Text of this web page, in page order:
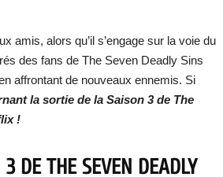
amis, alors qu’il s’engage sur la voie du
des fans de The Seven Deadly Sins
affrontant de nouveaux ennemis. Si
la sortie de la Saison 3 de The
!
DE THE SEVEN DEADLY